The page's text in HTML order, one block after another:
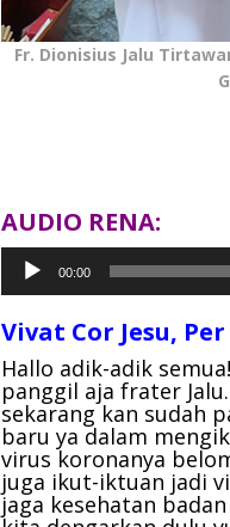
Fr. Dionisius Jalu
AUDIO RENA:
Pemutar
Audio
00:00
Vivat Cor Jesu,
Hallo adik-adik
panggil aja frater
sekarang kan sudah
baru ya dalam
virus koronanya
juga ikut-iktuan jadi
jaga kesehatan